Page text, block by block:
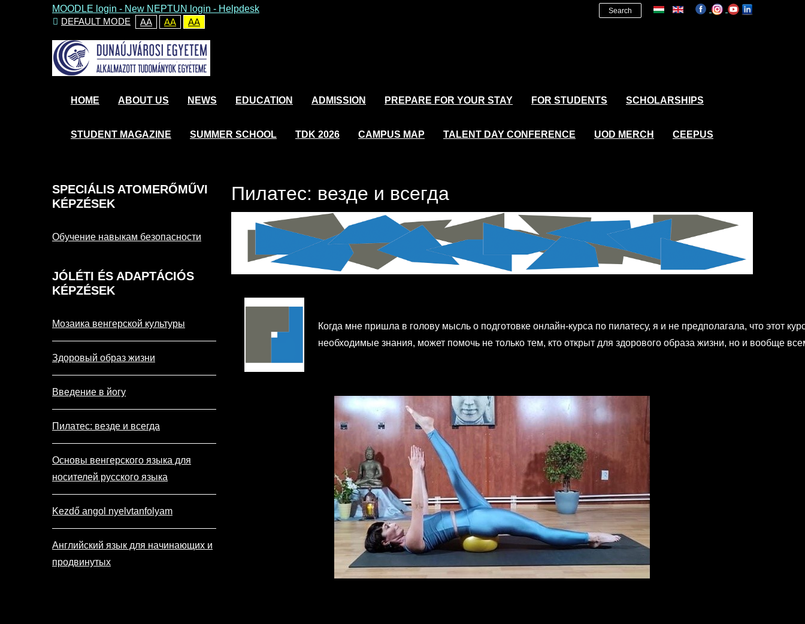
MOODLE login - New NEPTUN login - Helpdesk
DEFAULT MODE
AA AA AA
Search
HOME ABOUT US NEWS EDUCATION ADMISSION PREPARE FOR YOUR STAY FOR STUDENTS SCHOLARSHIPS
STUDENT MAGAZINE SUMMER SCHOOL TDK 2026 CAMPUS MAP TALENT DAY CONFERENCE UOD MERCH CEEPUS
Пилатес: везде и всегда
Когда мне пришла в голову мысль о подготовке онлайн-курса по пилатесу, я и не предполагала, что этот
необходимые знания, может помочь не только тем, кто открыт для здорового образа жизни, но и вообще
SPECIÁLIS ATOMERŐMŰVI
KÉPZÉSEK
Обучение навыкам безопасности
JÓLÉTI ÉS ADAPTÁCIÓS
KÉPZÉSEK
Мозаика венгерской культуры
Здоровый образ жизни
Введение в йогу
Пилатес: везде и всегда
Основы венгерского языка для
носителей русского языка
Kezdő angol nyelvtanfolyam
Английский язык для начинающих и
продвинутых